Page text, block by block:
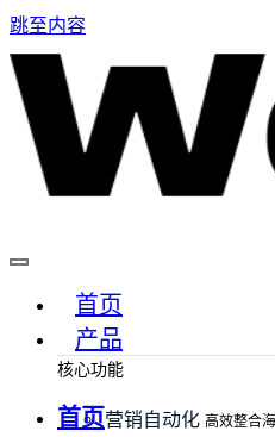
跳至内容
首页
产品
核心功能
营销自动化 高效整合
首页